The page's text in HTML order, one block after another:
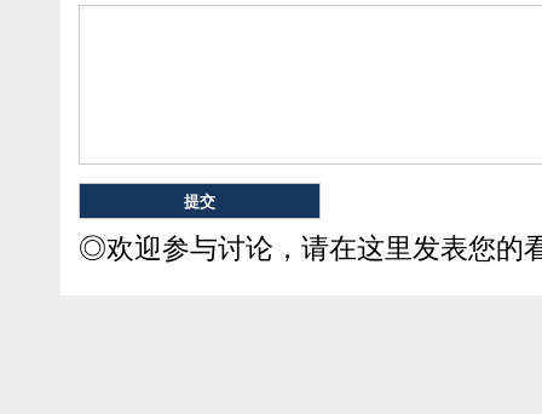
◎欢迎参与讨论，请在这里发表您的